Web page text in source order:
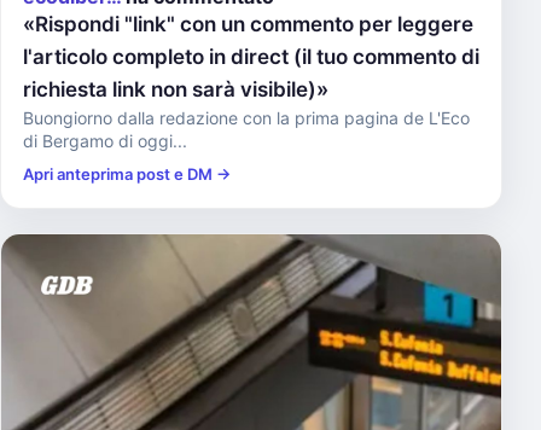
«Rispondi "link" con un commento per leggere
l'articolo completo in direct (il tuo commento di
richiesta link non sarà visibile)»
Buongiorno dalla redazione con la prima pagina de L'Eco
di Bergamo di oggi...
Apri anteprima post e DM →